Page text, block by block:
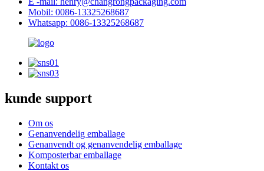
Mobil: 0086-13325268687
Whatsapp: 0086-13325268687
kunde support
Om os
Genanvendelig emballage
Genanvendt og genanvendelig emballage
Komposterbar emballage
Kontakt os